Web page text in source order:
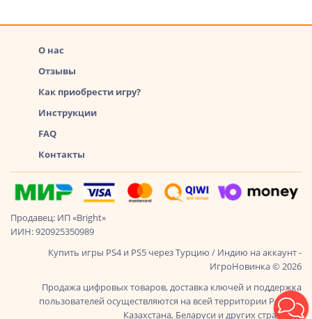
О нас
Отзывы
Как приобрести игру?
Инструкции
FAQ
Контакты
Продавец: ИП «Bright»
ИИН: 920925350989
Купить игры PS4 и PS5 через Турцию / Индию на аккаунт -
ИгроНовинка © 2026
Продажа цифровых товаров, доставка ключей и поддержка
пользователей осуществляются на всей территории России,
Казахстана, Беларуси и других стран СНГ